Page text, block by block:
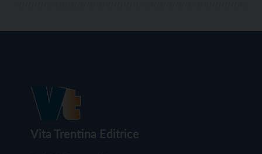
Vita Trentina Editrice